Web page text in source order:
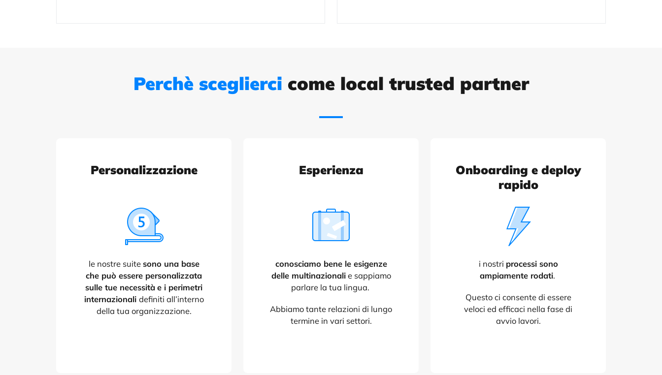
Perchè sceglierci come local trusted partner
Personalizzazione
le nostre suitesono una base
che può essere personalizzata
sulle tue necessitàe i perimetri
internazionali definiti all’interno
della tua organizzazione.
Esperienza
conosciamo bene le esigenze
delle multinazionalie sappiamo
parlare la tua lingua.
Abbiamo tante relazioni di lungo
termine in vari settori.
Onboarding e deploy
rapido
i nostri processi sono
ampiamente rodati.
Questo ci consente di essere
veloci ed efficaci nella fase di
avvio lavori.